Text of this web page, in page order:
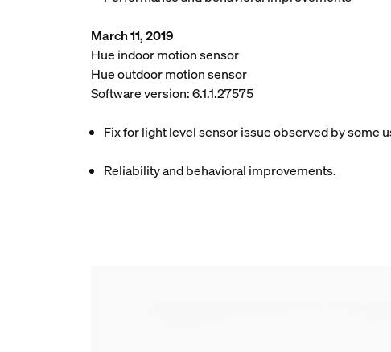
March 11, 2019
Hue indoor motion sensor
Hue outdoor motion sensor
Software version: 6.1.1.27575
Fix for light level sensor issue observed by some
Reliability and behavioral improvements.